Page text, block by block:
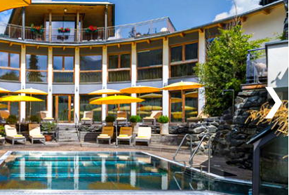
28 km lång, platt cykelled som är perfekt för en lugn
utmanande stigarna i Nockberge. Du bör också
vid Wörthersee (64 km), som lockar med en
rutschbanefärd ner från tornet! Besök också
klippbroar (62 km) samt den gamla borgen Burg
högt över alplandskapet – då har du fått med
vackra alplandet.